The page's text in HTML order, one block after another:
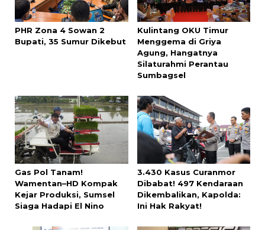
PHR Zona 4 Sowan 2
Bupati, 35 Sumur Dikebut
Kulintang OKU Timur
Menggema di Griya
Agung, Hangatnya
Silaturahmi Perantau
Sumbagsel
Gas Pol Tanam!
Wamentan–HD Kompak
Kejar Produksi, Sumsel
Siaga Hadapi El Nino
3.430 Kasus Curanmor
Dibabat! 497 Kendaraan
Dikembalikan, Kapolda:
Ini Hak Rakyat!